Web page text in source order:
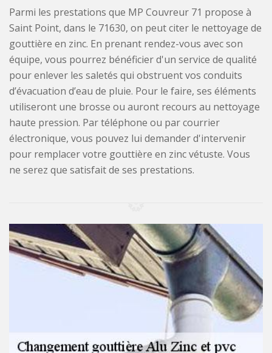
Parmi les prestations que MP Couvreur 71 propose à
Saint Point, dans le 71630, on peut citer le nettoyage de
gouttière en zinc. En prenant rendez-vous avec son
équipe, vous pourrez bénéficier d'un service de qualité
pour enlever les saletés qui obstruent vos conduits
d’évacuation d’eau de pluie. Pour le faire, ses éléments
utiliseront une brosse ou auront recours au nettoyage
haute pression. Par téléphone ou par courrier
électronique, vous pouvez lui demander d'intervenir
pour remplacer votre gouttière en zinc vétuste. Vous
ne serez que satisfait de ses prestations.